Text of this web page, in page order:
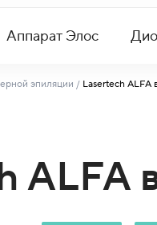
Аппарат Элос
эпиляции / Lasertech ALFA
ALFA